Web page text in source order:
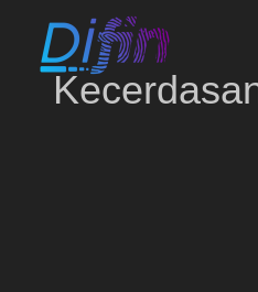
content